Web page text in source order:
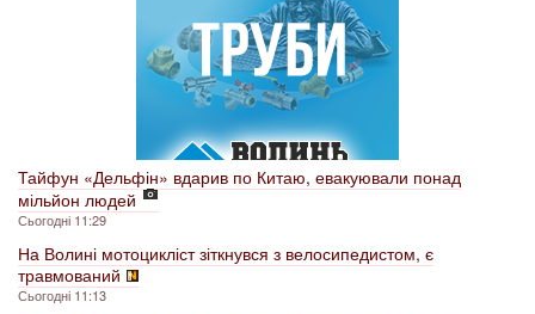
Тайфун «Дельфін» вдарив по Китаю, евакуювали понад
мільйон людей
Сьогодні 11:29
На Волині мотоцикліст зіткнувся з велосипедистом, є
травмований
Сьогодні 11:13